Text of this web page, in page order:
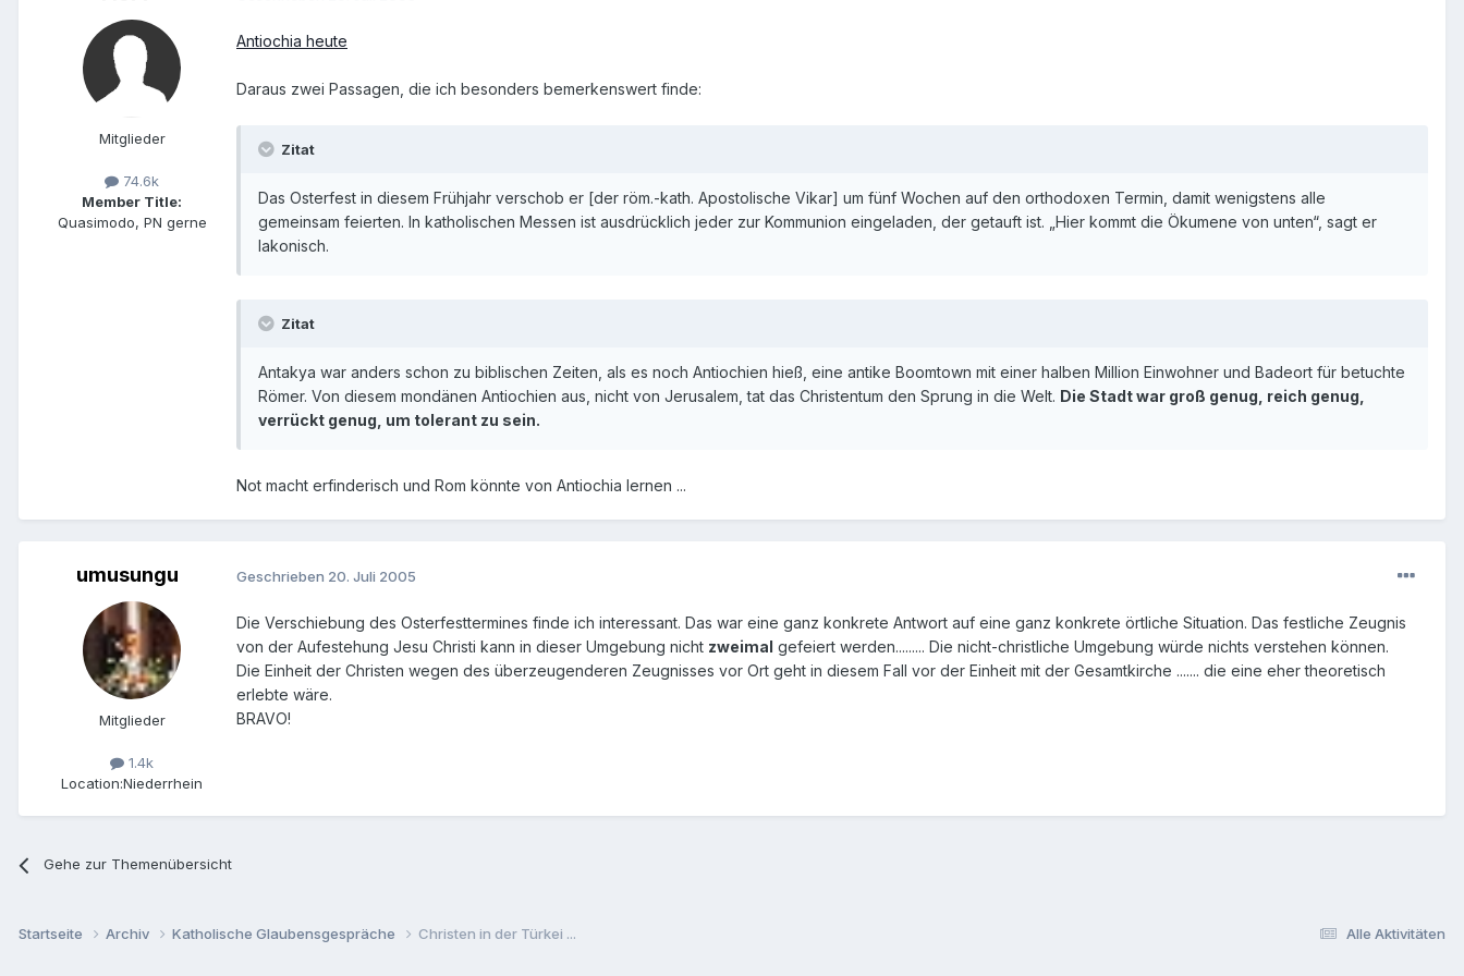
Mitglieder
74.6k
Member Title:
Quasimodo, PN gerne
Antiochia heute
Daraus zwei Passagen, die ich besonders bemerkenswert finde:
Zitat
Das Osterfest in diesem Frühjahr verschob er [der röm.-kath. Apostolische Vikar] um fünf Wochen auf den orthodoxen Termin, damit wenigstens alle
gemeinsam feierten. In katholischen Messen ist ausdrücklich jeder zur Kommunion eingeladen, der getauft ist. „Hier kommt die Ökumene von unten“, sagt er
lakonisch.
Zitat
Antakya war anders schon zu biblischen Zeiten, als es noch Antiochien hieß, eine antike Boomtown mit einer halben Million Einwohner und Badeort für betuchte
Römer. Von diesem mondänen Antiochien aus, nicht von Jerusalem, tat das Christentum den Sprung in die Welt. Die Stadt war groß genug, reich genug,
verrückt genug, um tolerant zu sein.
Not macht erfinderisch und Rom könnte von Antiochia lernen ...
umusungu
Mitglieder
1.4k
Location:Niederrhein
Geschrieben 20. Juli 2005
Die Verschiebung des Osterfesttermines finde ich interessant. Das war eine ganz konkrete Antwort auf eine ganz konkrete örtliche Situation. Das festliche Zeugnis
von der Aufestehung Jesu Christi kann in dieser Umgebung nicht zweimal gefeiert werden......... Die nicht-christliche Umgebung würde nichts verstehen können.
Die Einheit der Christen wegen des überzeugenderen Zeugnisses vor Ort geht in diesem Fall vor der Einheit mit der Gesamtkirche ....... die eine eher theoretisch
erlebte wäre.
BRAVO!
Gehe zur Themenübersicht
Alle Aktivitäten
Startseite Archiv Katholische Glaubensgespräche Christen in der Türkei ...